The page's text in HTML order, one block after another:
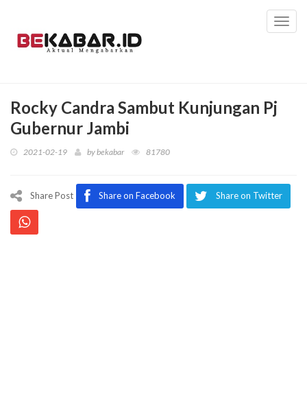
Rocky Candra Sambut Kunjungan Pj
Gubernur Jambi
2021-02-19 bybekabar 81780
Share Post Share on Facebook Share on Twitter